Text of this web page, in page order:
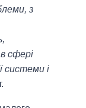
з
сфері
системи і